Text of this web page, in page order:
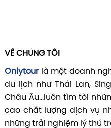
VỀ CHÚNG TÔI
Onlytourlà một doanh
du lịch như Thái Lan,
Châu Âu...luôn tìm tòi
cao chất lượng dịch vụ
những trải nghiệm lý thú